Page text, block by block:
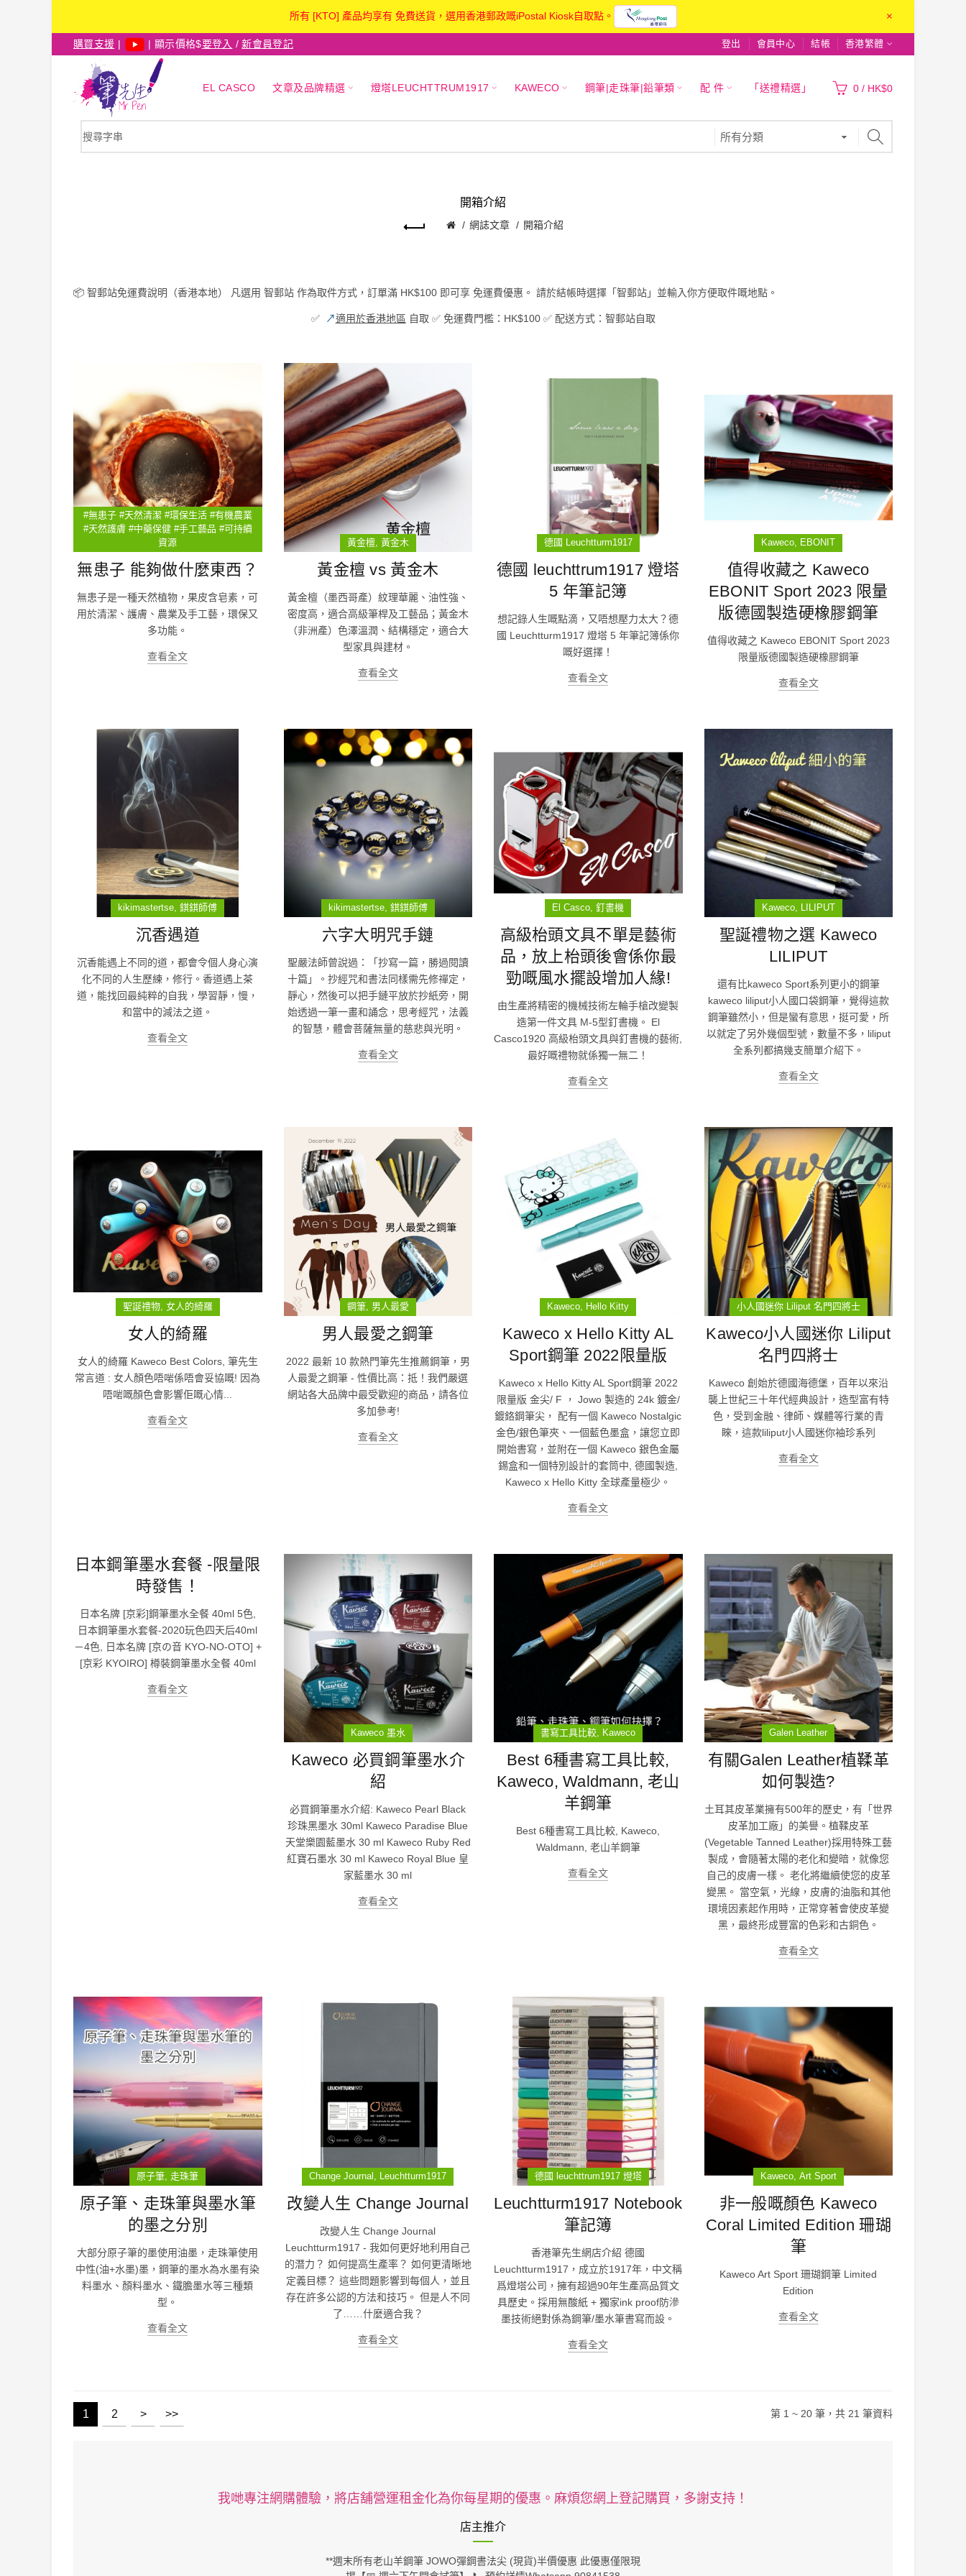
所有 [KTO] 產品均享有 免費送貨，選用香港郵政嘅iPostal Kiosk自取點。 ×
購買支援 | | 顯示價格$要登入 /新會員登記 登出 會員中心 結帳 香港繁體
EL CASCO 文章及品牌精選 燈塔LEUCHTTRUM1917 KAWECO 鋼筆|走珠筆|鉛筆類 配 件 「送禮精選」 0 / HK$0
開箱介紹
網誌文章 開箱介紹
📦 智郵站免運費說明（香港本地） 凡選用 智郵站 作為取件方式，訂單滿 HK$100 即可享 免運費優惠 。 請於結帳時選擇「智郵站」並輸入你方便取件嘅地點。
✅ ↗適用於香港地區 自取 ✅ 免運費門檻：HK$100 ✅ 配送方式：智郵站自取
#無患子 #天然清潔 #環保生活 #有機農業
#天然護膚 #中藥保健 #手工藝品 #可持續
資源
無患子 能夠做什麼東西？
無患子是一種天然植物，果皮含皂素，可
用於清潔、護膚、農業及手工藝，環保又
多功能。
查看全文
黃金檀 黃金木
黃金檀 vs 黃金木
黃金檀（墨西哥產）紋理華麗、油性強、
密度高，適合高級筆桿及工藝品；黃金木
（非洲產）色澤溫潤、結構穩定，適合大
型家具與建材。
查看全文
德國 Leuchtturm1917
德國 leuchttrum1917 燈塔
5 年筆記簿
想記錄人生嘅點滴，又唔想壓力太大？德
國 Leuchtturm1917 燈塔 5 年筆記簿係你
嘅好選擇！
查看全文
Kaweco EBONIT
值得收藏之 Kaweco
EBONIT Sport 2023 限量
版德國製造硬橡膠鋼筆
值得收藏之 Kaweco EBONIT Sport 2023
限量版德國製造硬橡膠鋼筆
查看全文
kikimastertse 錤錤師傅
沉香遇道
沉香能遇上不同的道，都會令個人身心演
化不同的人生歷練，修行。香道遇上茶
道，能找回最純粹的自我，學習靜，慢，
和當中的減法之道。
查看全文
kikimastertse 錤錤師傅
六字大明咒手鏈
聖嚴法師曾說過：「抄寫一篇，勝過閱讀
十篇」。抄經咒和書法同樣需先修禪定，
靜心，然後可以把手鏈平放於抄紙旁，開
始透過一筆一畫和誦念，思考經咒，法義
的智慧，體會菩薩無量的慈悲與光明。
查看全文
El Casco 釘書機
高級枱頭文具不單是藝術
品，放上枱頭後會係你最
勁嘅風水擺設增加人緣!
由生產將精密的機械技術左輪手槍改變製
造第一件文具 M-5型釘書機。 El
Casco1920 高級枱頭文具與釘書機的藝術,
最好嘅禮物就係獨一無二！
查看全文
Kaweco LILIPUT
聖誕禮物之選 Kaweco
LILIPUT
還有比kaweco Sport系列更小的鋼筆
kaweco liliput小人國口袋鋼筆，覺得這款
鋼筆雖然小，但是蠻有意思，挺可愛，所
以就定了另外幾個型號，數量不多，liliput
全系列都搞幾支簡單介紹下。
查看全文
聖誕禮物 女人的綺羅
女人的綺羅
女人的綺羅 Kaweco Best Colors, 筆先生
常言道 : 女人顏色唔啱係唔會妥協嘅! 因為
唔啱嘅顏色會影響佢嘅心情...
查看全文
鋼筆 男人最愛
男人最愛之鋼筆
2022 最新 10 款熱門筆先生推薦鋼筆，男
人最愛之鋼筆 - 性價比高：抵！我們嚴選
網站各大品牌中最受歡迎的商品，請各位
多加參考!
查看全文
Kaweco Hello Kitty
Kaweco x Hello Kitty AL
Sport鋼筆 2022限量版
Kaweco x Hello Kitty AL Sport鋼筆 2022
限量版 金尖/ F ， Jowo 製造的 24k 鍍金/
鍍鉻鋼筆尖， 配有一個 Kaweco Nostalgic
金色/銀色筆夾、一個藍色墨盒，讓您立即
開始書寫，並附在一個 Kaweco 銀色金屬
錫盒和一個特別設計的套筒中, 德國製造,
Kaweco x Hello Kitty 全球產量極少。
查看全文
小人國迷你 Liliput 名門四將士
Kaweco小人國迷你 Liliput
名門四將士
Kaweco 創始於德國海德堡，百年以來沿
襲上世紀三十年代經典設計，造型富有特
色，受到金融、律師、媒體等行業的青
睞，這款liliput小人國迷你袖珍系列
查看全文
日本鋼筆墨水套餐 -限量限
時發售！
日本名牌 [京彩]鋼筆墨水全餐 40ml 5色,
日本鋼筆墨水套餐-2020玩色四天后40ml
－4色, 日本名牌 [京の音 KYO-NO-OTO] +
[京彩 KYOIRO] 樽裝鋼筆墨水全餐 40ml
查看全文
Kaweco 墨水
Kaweco 必買鋼筆墨水介
紹
必買鋼筆墨水介紹: Kaweco Pearl Black
珍珠黑墨水 30ml Kaweco Paradise Blue
天堂樂園藍墨水 30 ml Kaweco Ruby Red
紅寶石墨水 30 ml Kaweco Royal Blue 皇
家藍墨水 30 ml
查看全文
書寫工具比較 Kaweco
Best 6種書寫工具比較,
Kaweco, Waldmann, 老山
羊鋼筆
Best 6種書寫工具比較, Kaweco,
Waldmann, 老山羊鋼筆
查看全文
Galen Leather
有關Galen Leather植鞣革
如何製造?
土耳其皮革業擁有500年的歷史，有「世界
皮革加工廠」的美譽。植鞣皮革
(Vegetable Tanned Leather)採用特殊工藝
製成，會隨著太陽的老化和變暗，就像您
自己的皮膚一樣。 老化將繼續使您的皮革
變黑。 當空氣，光線，皮膚的油脂和其他
環境因素起作用時，正常穿著會使皮革變
黑，最終形成豐富的色彩和古銅色。
查看全文
原子筆 走珠筆
原子筆、走珠筆與墨水筆
的墨之分別
大部分原子筆的墨使用油墨，走珠筆使用
中性(油+水墨)墨，鋼筆的墨水為水墨有染
料墨水、顏料墨水、鐵膽墨水等三種類
型。
查看全文
Change Journal Leuchtturm1917
改變人生 Change Journal
改變人生 Change Journal
Leuchtturm1917 - 我如何更好地利用自己
的潛力？ 如何提高生產率？ 如何更清晰地
定義目標？ 這些問題影響到每個人，並且
存在許多公認的方法和技巧。 但是人不同
了……什麼適合我？
查看全文
德國 leuchttrum1917 燈塔
Leuchtturm1917 Notebook
筆記簿
香港筆先生網店介紹 德國
Leuchtturm1917，成立於1917年，中文稱
爲燈塔公司，擁有超過90年生產高品質文
具歷史。採用無酸紙 + 獨家ink proof防滲
墨技術絕對係為鋼筆/墨水筆書寫而設。
查看全文
Kaweco Art Sport
非一般嘅顏色 Kaweco
Coral Limited Edition 珊瑚
筆
Kaweco Art Sport 珊瑚鋼筆 Limited
Edition
查看全文
1 2 > >> 第 1 ~ 20 筆，共 21 筆資料
我哋專注網購體驗，將店舖營運租金化為你每星期的優惠。麻煩您網上登記購買，多謝支持！
店主推介
**週末所有老山羊鋼筆 JOWO彈鋼書法尖 (現貨)半價優惠 此優惠僅限現